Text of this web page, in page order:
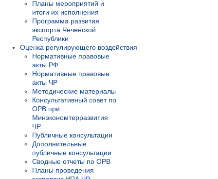
Планы мероприятий и
итоги их исполнения
Программа развития
экспорта Чеченской
Республики
Оценка регулирующего воздействия
Нормативные правовые
акты РФ
Нормативные правовые
акты ЧР
Методические материалы
Консультативный совет по
ОРВ при
Минэкономтерразвития
ЧР
Публичные консультации
Дополнительные
публичные консультации
Сводные отчеты по ОРВ
Планы проведения